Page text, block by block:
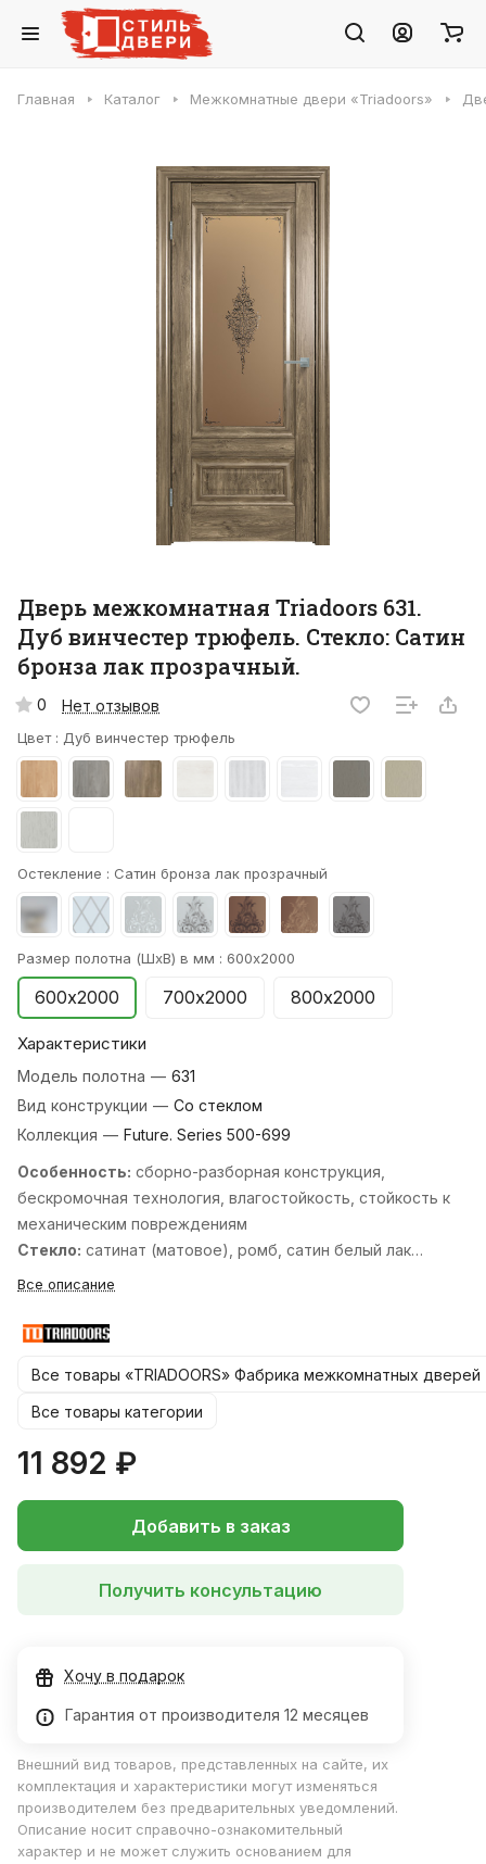
Главная Каталог Межкомнатные двери «Triadoors»
Дверь межкомнатная Triadoors 631.
Дуб винчестер трюфель. Стекло: Сатин
бронза лак прозрачный.
0 Нет отзывов
Цвет : Дуб винчестер трюфель
Остекление : Сатин бронза лак прозрачный
Размер полотна (ШхВ) в мм : 600х2000
600х2000 700х2000 800х2000
Характеристики
Модель полотна — 631
Вид конструкции — Со стеклом
Коллекция — Future. Series 500-699
Особенность: cборно-разборная конструкция,
бескромочная технология, влагостойкость, стойкость к
механическим повреждениям
Стекло: сатинат (матовое), ромб, cатин белый лак
перламутр, cатин белый лак прозрачный, cатин бронза
графит лак прозрачный, cтекло кристалл зеркальная
Стандартные размеры:600, 700, 800, 900х2000 мм. и
550, 600х1900 мм.
Все описание
Все товары «TRIADOORS» Фабрика межкомнатных дверей
Все товары категории
11 892 ₽
Добавить в заказ
Получить консультацию
Хочу в подарок
Гарантия от производителя 12 месяцев
Внешний вид товаров, представленных на сайте, их
комплектация и характеристики могут изменяться
производителем без предварительных уведомлений.
Описание носит справочно-ознакомительный
характер и не может служить основанием для